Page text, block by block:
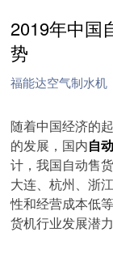
2019年中国
势
福能达空气制水机
随着中国经济的
的发展，国内自
计，我国自动售
大连、杭州、浙
性和经营成本低
货机行业发展潜